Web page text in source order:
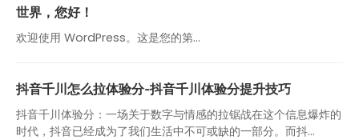
世界，您好！
欢迎使用 WordPress。这是您的第…
抖音千川怎么拉体验分-抖音千川体验分提升技巧
抖音千川体验分：一场关于数字与情感的拉锯战在这个信息爆炸的
时代，抖音已经成为了我们生活中不可或缺的一部分。而抖...